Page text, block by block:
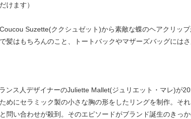
けます）
Suzette(ククシュゼット)から素敵な蝶のヘアクリッ
髪はもちろんのこと、トートバックやマザーズバッグには
ンス人デザイナーのJuliette Mallet(ジュリエット・マレ)が
めにセラミック製の小さな胸の形をしたリングを制作。そ
問い合わせが殺到。そのエピソードがブランド誕生のきっ